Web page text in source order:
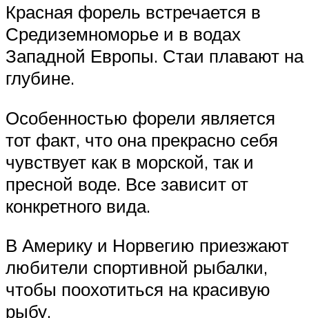
Красная форель встречается в
Средиземноморье и в водах
Западной Европы. Стаи плавают на
глубине.
Особенностью форели является
тот факт, что она прекрасно себя
чувствует как в морской, так и
пресной воде. Все зависит от
конкретного вида.
В Америку и Норвегию приезжают
любители спортивной рыбалки,
чтобы поохотиться на красивую
рыбу.